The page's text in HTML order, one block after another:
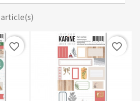
favorite_border favorite_border